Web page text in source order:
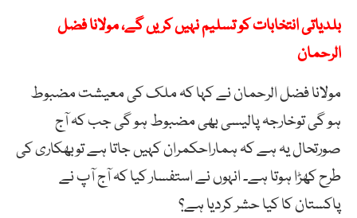
بلدیاتی انتخابات کو تسلیم نہیں کریں گے، مولانا فضل
الرحمان
مولانا فضل الرحمان نے کہا کہ ملک کی معیشت مضبوط
ہو گی توخارجہ پالیسی بھی مضبوط ہو گی جب کہ آج
صورتحال یہ ہے کہ ہماراحکمران کہیں جاتا ہے توبھکاری کی
طرح کھڑا ہوتا ہے۔ انہوں نے استفسار کیا کہ آج آپ نے
پاکستان کا کیا حشر کردیا ہے؟